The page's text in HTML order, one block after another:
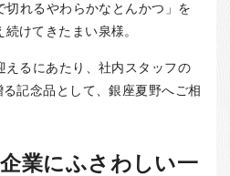
切れるやわらかなとんかつ」を
けてきたまい泉様。
えるにあたり、社内スタッフの
記念品として、銀座夏野へご相
業にふさわしい一